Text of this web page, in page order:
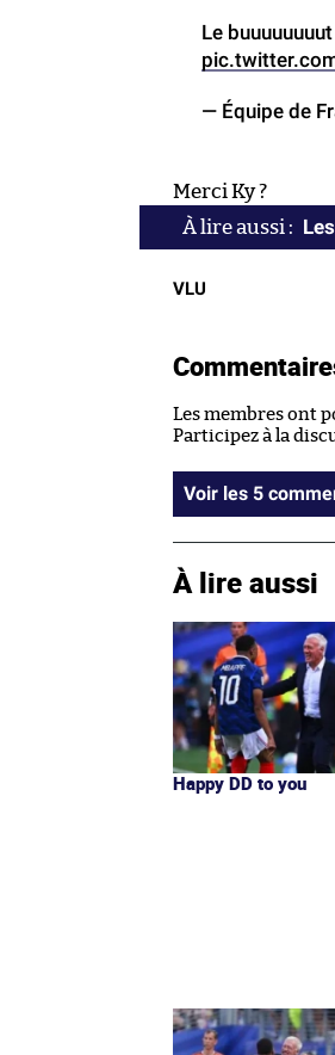
Le
— Équipe de
Merci Ky ?
VLU
Les membres ont
Participez à la
Voir les 5
À lire aussi
Happy DD to you